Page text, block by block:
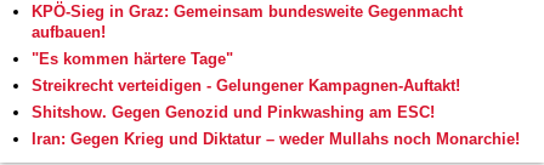
KPÖ-Sieg in Graz: Gemeinsam bundesweite Gegenmacht
aufbauen!
"Es kommen härtere Tage"
Streikrecht verteidigen - Gelungener Kampagnen-Auftakt!
Shitshow. Gegen Genozid und Pinkwashing am ESC!
Iran: Gegen Krieg und Diktatur – weder Mullahs noch Monarchie!